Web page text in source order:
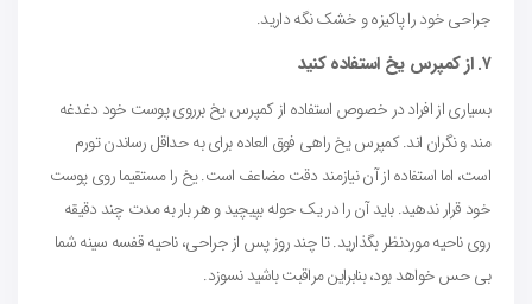
جراحی خود را پاکیزه و خشک نگه دارید.
۷. از کمپرس یخ استفاده کنید
بسیاری از افراد در خصوص استفاده از کمپرس یخ برروی پوست خود دغدغه
مند و نگران اند. کمپرس یخ راهی فوق العاده برای به حداقل رساندن تورم
است، اما استفاده از آن نیازمند دقت مضاعف است. یخ را مستقیما روی پوست
خود قرار ندهید. باید آن را در یک حوله بپیچید و هر بار به مدت چند دقیقه
روی ناحیه موردنظر بگذارید. تا چند روز پس از جراحی، ناحیه قفسه سینه شما
بی حس خواهد بود، بنابراین مراقبت باشید نسوزد.